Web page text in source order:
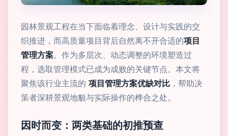
园林景观工程在当下面临着理念、设计与实践的交
织推进，而高质量项目背后自然离不开合适的项目
管理方案。作为多层次、动态调整的环境塑造过
程，选取管理模式已成为成败的关键节点。本文将
聚焦该行业主流的 项目管理方案优缺对比 ，帮助决
策者深耕景观地貌与实际操作的榫合之处。
因时而变：两类基础的初推预查